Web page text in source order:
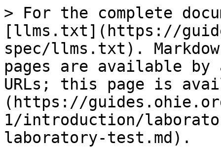
> For the complete
[llms.txt](https://
spec/llms.txt).
pages are available by
URLs; this page is
(https://
1/introduction/
laboratory-test.md).